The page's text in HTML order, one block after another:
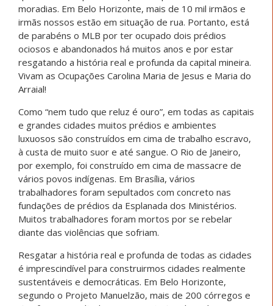
moradias. Em Belo Horizonte, mais de 10 mil irmãos e
irmãs nossos estão em situação de rua. Portanto, está
de parabéns o MLB por ter ocupado dois prédios
ociosos e abandonados há muitos anos e por estar
resgatando a história real e profunda da capital mineira.
Vivam as Ocupações Carolina Maria de Jesus e Maria do
Arraial!
Como “nem tudo que reluz é ouro”, em todas as capitais
e grandes cidades muitos prédios e ambientes
luxuosos são construídos em cima de trabalho escravo,
à custa de muito suor e até sangue. O Rio de Janeiro,
por exemplo, foi construído em cima de massacre de
vários povos indígenas. Em Brasília, vários
trabalhadores foram sepultados com concreto nas
fundações de prédios da Esplanada dos Ministérios.
Muitos trabalhadores foram mortos por se rebelar
diante das violências que sofriam.
Resgatar a história real e profunda de todas as cidades
é imprescindível para construirmos cidades realmente
sustentáveis e democráticas. Em Belo Horizonte,
segundo o Projeto Manuelzão, mais de 200 córregos e